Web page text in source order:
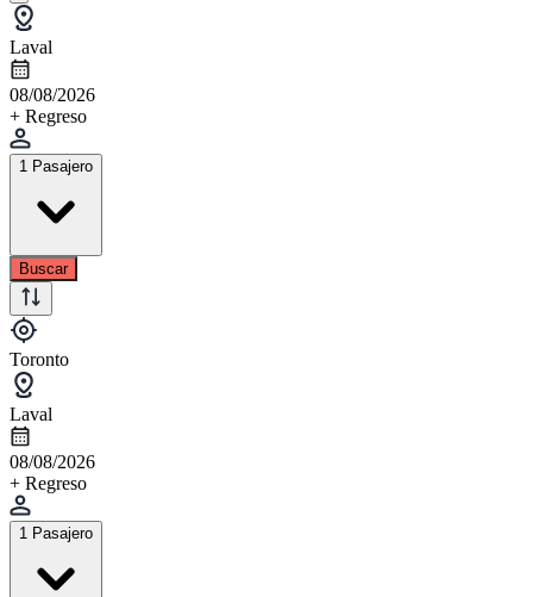
Laval
08/08/2026
+ Regreso
1 Pasajero
Buscar
Toronto
Laval
08/08/2026
+ Regreso
1 Pasajero